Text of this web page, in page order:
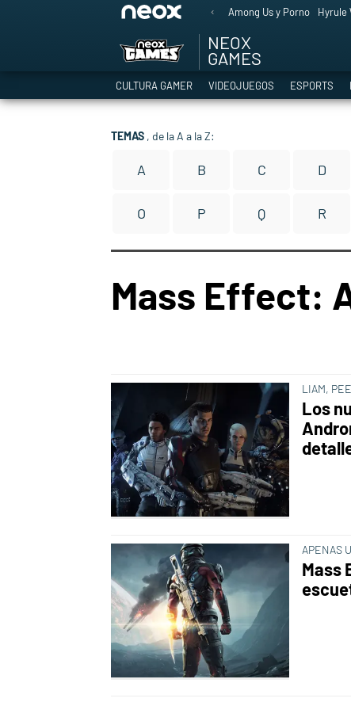
Among Us y Porno Hyrule
NEOX
GAMES
CULTURA GAMER VIDEOJUEGOS ESPORTS
TEMAS , de la A a la Z:
A B C D
O P Q R
Mass Effect:
LIAM,
Los
APENAS
Mass